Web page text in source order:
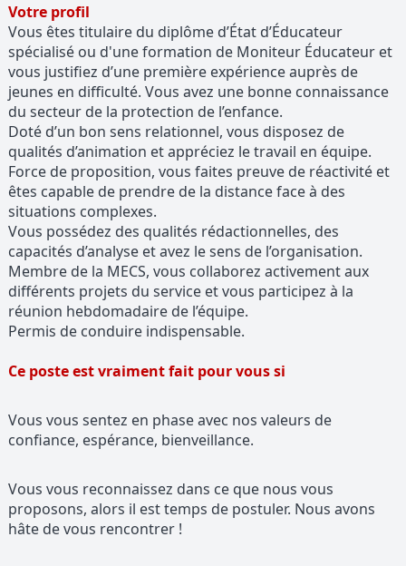
Votre profil
Vous êtes titulaire du diplôme d’État d’Éducateur
spécialisé ou d'une formation de Moniteur Éducateur et
vous justifiez d’une première expérience auprès de
jeunes en difficulté. Vous avez une bonne connaissance
du secteur de la protection de l’enfance.
Doté d’un bon sens relationnel, vous disposez de
qualités d’animation et appréciez le travail en équipe.
Force de proposition, vous faites preuve de réactivité et
êtes capable de prendre de la distance face à des
situations complexes.
Vous possédez des qualités rédactionnelles, des
capacités d’analyse et avez le sens de l’organisation.
Membre de la MECS, vous collaborez activement aux
différents projets du service et vous participez à la
réunion hebdomadaire de l’équipe.
Permis de conduire indispensable.
Ce poste est vraiment fait pour vous si
Vous vous sentez en phase avec nos valeurs de
confiance, espérance, bienveillance.
Vous vous reconnaissez dans ce que nous vous
proposons, alors il est temps de postuler. Nous avons
hâte de vous rencontrer !